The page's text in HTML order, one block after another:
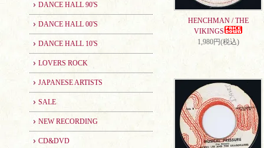
DANCE HALL 90'S
DANCE HALL 00'S
DANCE HALL 10'S
LOVERS ROCK
JAPANESE ARTISTS
SALE
NEW RECORDING
CD&DVD
HENCHMAN / THE
VIKINGS
1,980円(税込)